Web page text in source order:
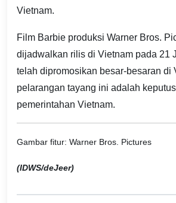
Vietnam.
Film Barbie produksi Warner Bros.
dijadwalkan rilis di Vietnam pada 21
telah dipromosikan besar-besaran di
pelarangan tayang ini adalah
pemerintahan Vietnam.
Gambar fitur: Warner Bros. Pictures
(IDWS/deJeer)